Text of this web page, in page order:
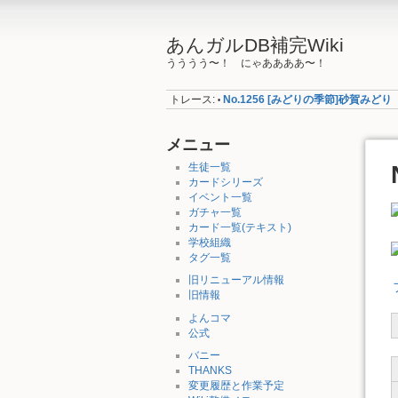
あんガルDB補完Wiki
うううう〜！ にゃああああ〜！
トレース: • No.1256 [みどりの季節]砂賀みどり
メニュー
生徒一覧
カードシリーズ
イベント一覧
ガチャ一覧
カード一覧(テキスト)
学校組織
タグ一覧
旧リニューアル情報
旧情報
よんコマ
公式
バニー
THANKS
変更履歴と作業予定